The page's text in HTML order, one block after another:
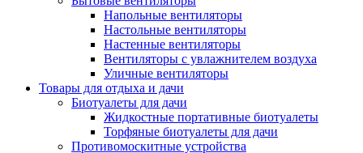
Напольные вентиляторы
Настольные вентиляторы
Настенные вентиляторы
Вентиляторы с увлажнителем воздуха
Уличные вентиляторы
Товары для отдыха и дачи
Биотуалеты для дачи
Жидкостные портативные биотуалеты
Торфяные биотуалеты для дачи
Противомоскитные устройства